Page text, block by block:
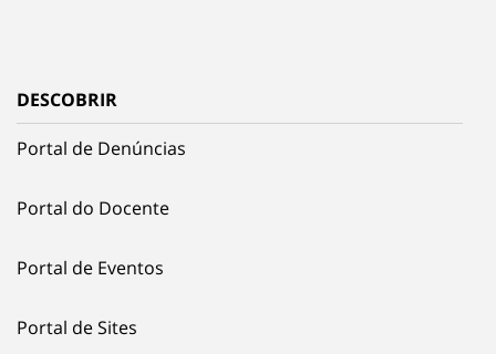
DESCOBRIR
Portal de Denúncias
Portal do Docente
Portal de Eventos
Portal de Sites